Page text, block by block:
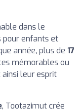
dans le
pour enfants et
année, plus de 17
mémorables ou
leur esprit
, Tootazimut crée